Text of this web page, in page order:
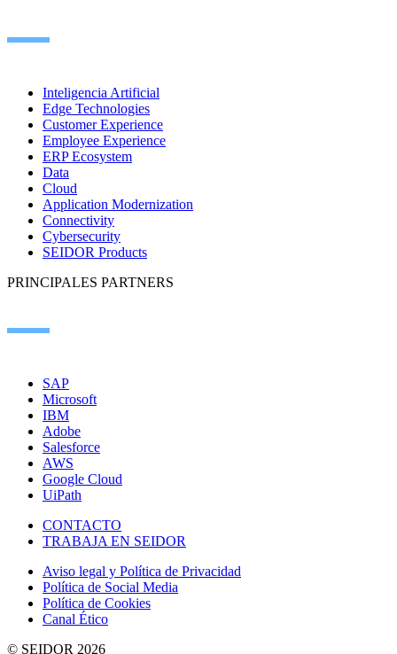
Inteligencia Artificial
Edge Technologies
Customer Experience
Employee Experience
ERP Ecosystem
Data
Cloud
Application Modernization
Connectivity
Cybersecurity
SEIDOR Products
PRINCIPALES PARTNERS
SAP
Microsoft
IBM
Adobe
Salesforce
AWS
Google Cloud
UiPath
CONTACTO
TRABAJA EN SEIDOR
Aviso legal y Política de Privacidad
Política de Social Media
Política de Cookies
Canal Ético
© SEIDOR 2026